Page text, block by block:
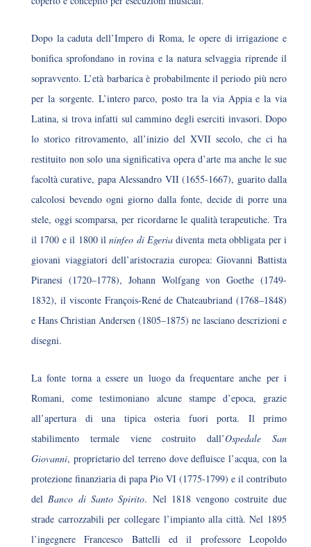
Dopo la caduta dell’Impero di Roma, le opere di irrigazione e
bonifica sprofondano in rovina e la natura selvaggia riprende il
sopravvento. L’età barbarica è probabilmente il periodo più nero
per la sorgente. L’intero parco, posto tra la via Appia e la via
Latina, si trova infatti sul cammino degli eserciti invasori. Dopo
lo storico ritrovamento, all’inizio del XVII secolo, che ci ha
restituito non solo una significativa opera d’arte ma anche le sue
facoltà curative, papa Alessandro VII (1655-1667), guarito dalla
calcolosi bevendo ogni giorno dalla fonte, decide di porre una
stele, oggi scomparsa, per ricordarne le qualità terapeutiche. Tra
il 1700 e il 1800 ilninfeo di Egeria diventa meta obbligata per i
giovani viaggiatori dell’aristocrazia europea: Giovanni Battista
Piranesi (1720–1778), Johann Wolfgang von Goethe (1749-
1832), il visconte François-René de Chateaubriand (1768–1848)
e Hans Christian Andersen (1805–1875) ne lasciano descrizioni e
disegni.
La fonte torna a essere un luogo da frequentare anche per i
Romani, come testimoniano alcune stampe d’epoca, grazie
all’apertura di una tipica osteria fuori porta. Il primo
stabilimento termale viene costruito dall’Ospedale San
Giovanni, proprietario del terreno dove defluisce l’acqua, con la
protezione finanziaria di papa Pio VI (1775-1799) e il contributo
delBanco di Santo Spirito. Nel 1818 vengono costruite due
strade carrozzabili per collegare l’impianto alla città. Nel 1895
l’ingegnere Francesco Battelli ed il professore Leopoldo